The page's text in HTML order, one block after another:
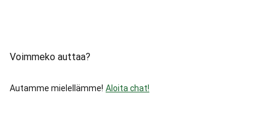
Voimmeko auttaa?
Autamme mielellämme! Aloita chat!